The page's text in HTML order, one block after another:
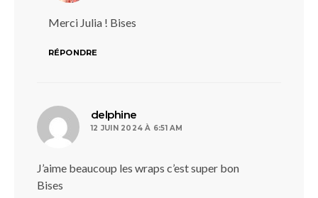
Merci Julia ! Bises
RÉPONDRE
delphine
12 JUIN 2024 À 6:51 AM
J’aime beaucoup les wraps c’est super bon
Bises